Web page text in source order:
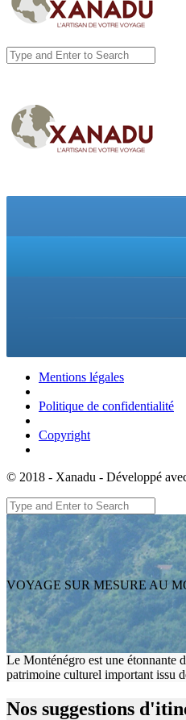
Mentions légales
Politique de confidentialité
Copyright
© 2018 - Xanadu - Développé
VOYAGE SUR MESURE AU
Le Monténégro est une étonnante
patrimoine culturel important issu
Nos suggestions